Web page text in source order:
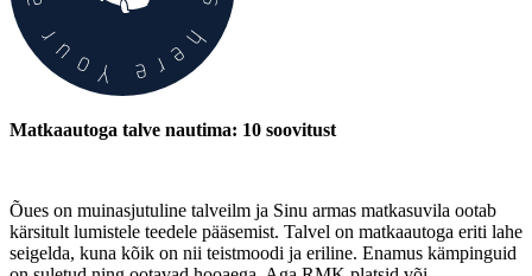
Matkaautoga talve nautima: 10 soovitust
Õues on muinasjutuline talveilm ja Sinu armas matkasuvila ootab
kärsitult lumistele teedele pääsemist. Talvel on matkaautoga eriti lahe
seigelda, kuna kõik on nii teistmoodi ja eriline. Enamus kämpinguid